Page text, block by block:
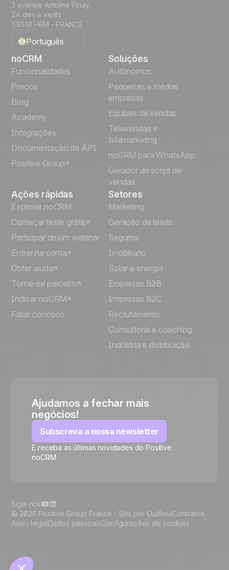
Manage cookies
3 avenue Antoine Pinay,
ZA des 4 vents
59510 HEM - FRANCE
Português
English
Français
Español
Italiano
Deutsch
noCRM
Funcionalidades
Preços
Blog
Academy
Integrações
Documentação da API
Positive Group
Soluções
Autônomos
Pequenas e médias
empresas
Equipes de vendas
Televendas e
telemarketing
noCRM para WhatsApp
Gerador de script de
vendas
Ações rápidas
Explorar noCRM
Começar teste grátis
Participar de um webinar
Entrar na conta
Obter ajuda
Torne-se parceiro
Indicar noCRM
Falar conosco
Setores
Marketing
Geração de leads
Seguros
Imobiliário
Solar e energia
Empresas B2B
Empresas B2C
Recrutamento
Consultoria e coaching
Indústria e distribuição
Ajudamos a fechar mais
negócios!
Subscreva a nossa newsletter
E receba as últimas novidades do Positive
noCRM
© 2026 Positive Group France - Site por OuiflowContratos
Aviso legalDados pessoaisConfigurações de cookies
Siga-nos